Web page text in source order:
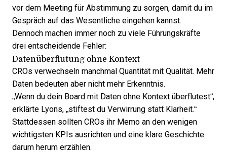
vor dem Meeting für Abstimmung zu sorgen, damit du im
Gespräch auf das Wesentliche eingehen kannst.
Dennoch machen immer noch zu viele Führungskräfte
drei entscheidende Fehler:
Datenüberflutung ohne Kontext
CROs verwechseln manchmal Quantität mit Qualität. Mehr
Daten bedeuten aber nicht mehr Erkenntnis.
„Wenn du dein Board mit Daten ohne Kontext überflutest“,
erklärte Lyons, „stiftest du Verwirrung statt Klarheit.“
Stattdessen sollten CROs ihr Memo an den wenigen
wichtigsten KPIs ausrichten und eine klare Geschichte
darum herum erzählen.